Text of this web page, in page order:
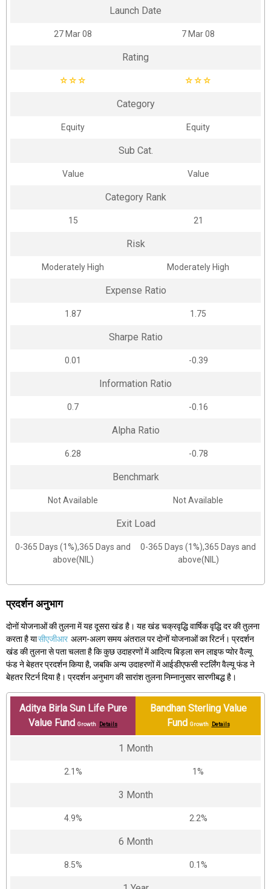
Launch Date
27 Mar 08 7 Mar 08
Rating
☆☆☆ ☆☆☆
Category
Equity Equity
Sub Cat.
Value Value
Category Rank
15 21
Risk
Moderately High Moderately High
Expense Ratio
1.87 1.75
Sharpe Ratio
0.01 -0.39
Information Ratio
0.7 -0.16
Alpha Ratio
6.28 -0.78
Benchmark
Not Available Not Available
Exit Load
0-365 Days (1%),365 Days and
above(NIL)
0-365 Days (1%),365 Days and
above(NIL)
प्रदर्शन अनुभाग
दोनों योजनाओं की तुलना में यह दूसरा खंड है। यह खंड चक्रवृद्धि वार्षिक वृद्धि दर की तुलना
करता है यासीएजीआर अलग-अलग समय अंतराल पर दोनों योजनाओं का रिटर्न। प्रदर्शन
खंड की तुलना से पता चलता है कि कुछ उदाहरणों में आदित्य बिड़ला सन लाइफ प्योर वैल्यू
फंड ने बेहतर प्रदर्शन किया है, जबकि अन्य उदाहरणों में आईडीएफसी स्टर्लिंग वैल्यू फंड ने
बेहतर रिटर्न दिया है। प्रदर्शन अनुभाग की सारांश तुलना निम्नानुसार सारणीबद्ध है।
Aditya Birla Sun Life Pure
Value Fund Growth Details
Bandhan Sterling Value
Fund Growth Details
1 Month
2.1% 1%
3 Month
4.9% 2.2%
6 Month
8.5% 0.1%